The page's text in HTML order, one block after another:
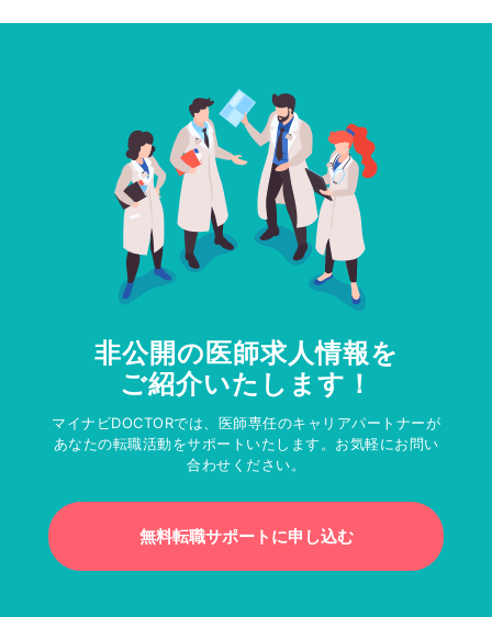
非公開の医師求人情報を
ご紹介いたします！
マイナビDOCTORでは、医師専任のキャリアパートナーが
あなたの転職活動をサポートいたします。お気軽にお問い
合わせください。
無料転職サポートに申し込む